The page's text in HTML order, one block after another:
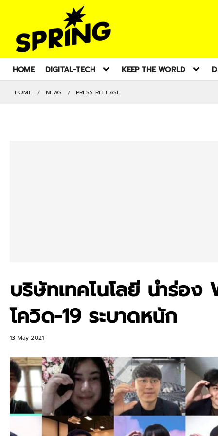
HOME DIGITAL-TECH KEEP THE WORLD
HOME NEWS PRESS RELEASE
บริษัทเทคโนโลยี นำร่อ
โควิด-19 ระบาดหนัก
13 May 2021